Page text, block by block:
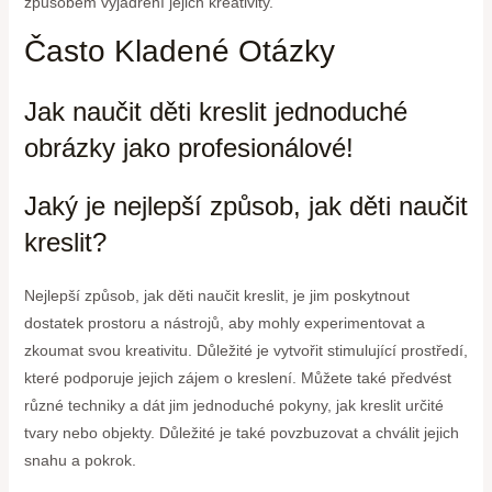
Často Kladené Otázky
Jak naučit děti kreslit jednoduché
obrázky jako profesionálové!
Jaký je nejlepší způsob, jak děti naučit
kreslit?
Nejlepší způsob, jak děti naučit kreslit, je jim poskytnout
dostatek prostoru a nástrojů, aby mohly experimentovat a
zkoumat svou kreativitu. Důležité je vytvořit stimulující prostředí,
které podporuje jejich zájem o kreslení. Můžete také předvést
různé techniky a dát jim jednoduché pokyny, jak kreslit určité
tvary nebo objekty. Důležité je také povzbuzovat a chválit jejich
snahu a pokrok.